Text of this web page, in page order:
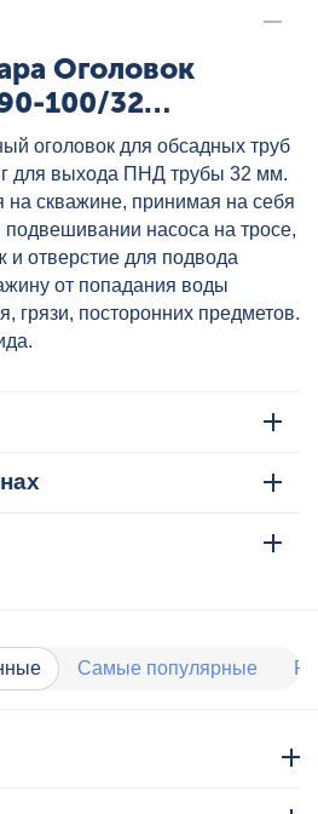
Оголовок
100/32
OGC90-100-
оголовок для обсадных труб
для выхода ПНД трубы 32 мм.
на скважине, принимая на себя
подвешивании насоса на тросе,
и отверстие для подвода
от попадания воды
грязи, посторонних предметов.
Самые популярные